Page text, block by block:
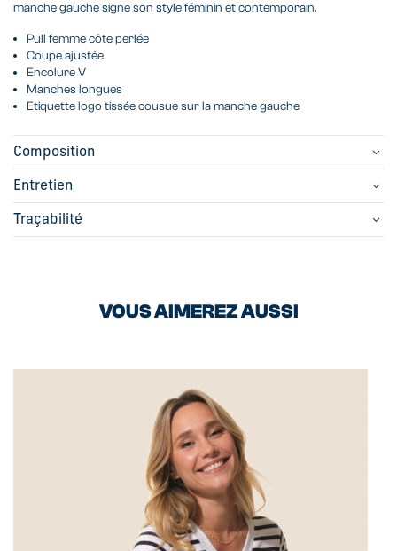
manche gauche signe son style féminin et contemporain.
Pull femme côte perlée
Coupe ajustée
Encolure V
Manches longues
Etiquette logo tissée cousue sur la manche gauche
Composition
Entretien
Traçabilité
VOUS AIMEREZ AUSSI